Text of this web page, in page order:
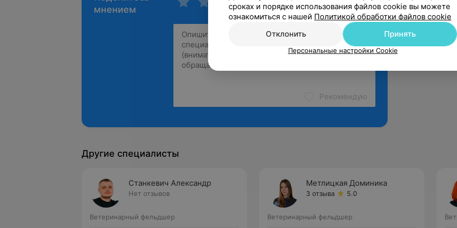
мнением
Рекомендую
Другие специалисты
Станкевич Александр
Нет отзывов
Ветеринарный фельдшер
Метлицкая Доминика
3 отзыва 5.0
Ветеринарный фельдшер
сроках и порядке использования файлов cookie вы можете
ознакомиться с нашей Политикой обработки файлов cookie
Отклонить
Принять
Персональные настройки Cookie